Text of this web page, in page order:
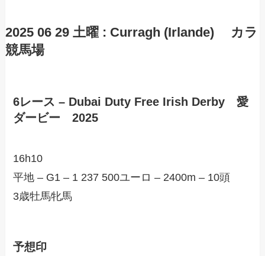
2025 06 29 土曜 : Curragh (Irlande) カラ
競馬場
6レース – Dubai Duty Free Irish Derby 愛
ダービー 2025
16h10
平地 – G1 – 1 237 500ユーロ – 2400m – 10頭
3歳牡馬牝馬
予想印